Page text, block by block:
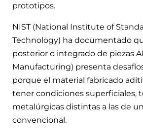
prototipos.
NIST (National Institute of
Technology) ha documentado
posterior o integrado de piezas
Manufacturing) presenta
porque el material fabricado
tener condiciones superficiales,
metalúrgicas distintas a las de
convencional.